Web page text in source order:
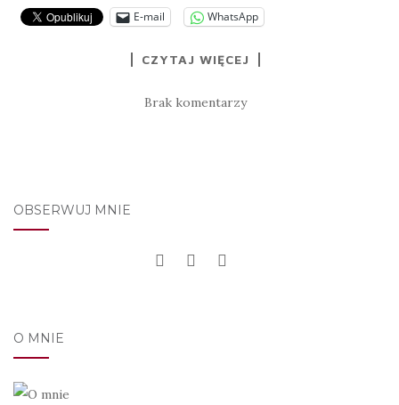
E-mail WhatsApp
CZYTAJ WIĘCEJ
Brak komentarzy
OBSERWUJ MNIE
O MNIE